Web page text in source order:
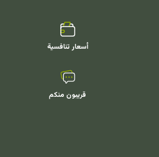
أسعار تنافسية
قريبون منكم